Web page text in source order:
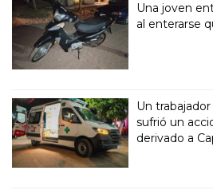
Una joven
al enterarse
Un
sufrió un
derivado a